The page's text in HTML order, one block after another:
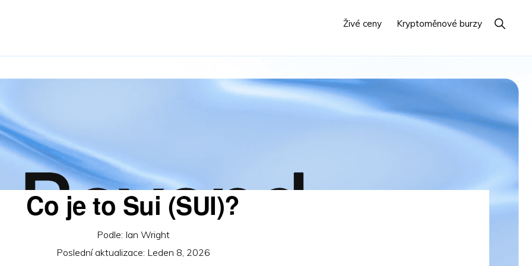
Živé ceny Kryptoměnové burzy Zobrazit
Co je to Sui (SUI)?
Podle: Ian Wright
Poslední aktualizace: Leden 8, 2026